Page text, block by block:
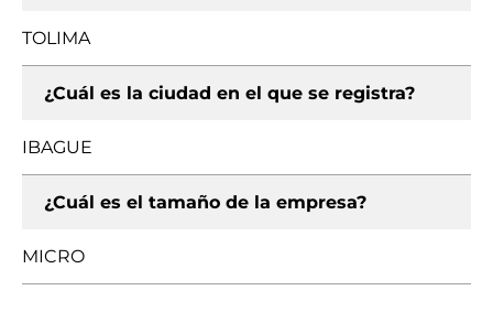
TOLIMA
¿Cuál es la ciudad en el que se registra?
IBAGUE
¿Cuál es el tamaño de la empresa?
MICRO